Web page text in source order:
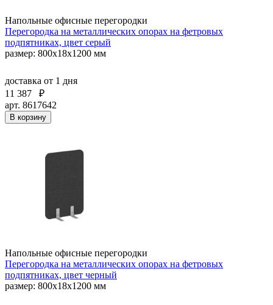
Напольные офисные перегородки
Перегородка на металлических опорах на фетровых
подпятниках, цвет серый
размер: 800x18x1200 мм
доставка от 1 дня
11 387
₽
арт. 8617642
В корзину
Напольные офисные перегородки
Перегородка на металлических опорах на фетровых
подпятниках, цвет черный
размер: 800x18x1200 мм